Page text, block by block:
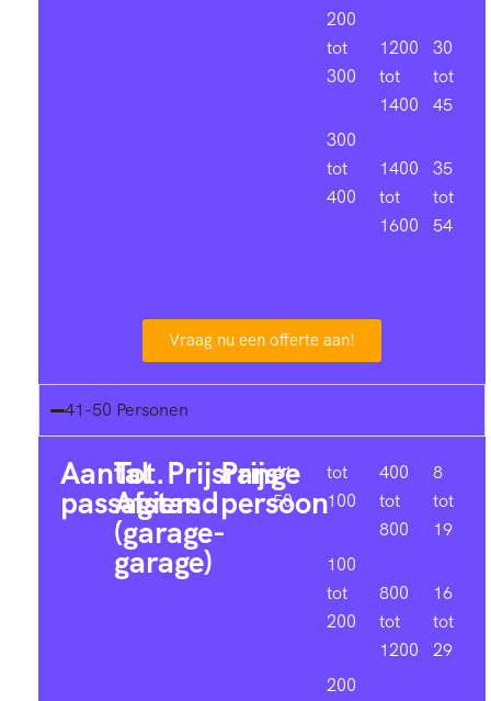
200
tot
300
300
tot
400
1200
tot
1400
1400
tot
1600
30
tot
45
35
tot
54
Vraag nu een offerte aan!
41-50 Personen
Aantal
passagiers
Tot.
Afstand
(garage-
garage)
Prijsrange
Prijs
persoon
41-
50
tot
100
100
tot
200
200
400
tot
800
800
tot
1200
8
tot
19
16
tot
29